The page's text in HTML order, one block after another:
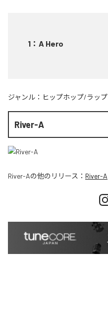
1 ： A Hero
ジャンル： ヒップホップ/ラップ
River-A
River-Aの他のリリース： River-A